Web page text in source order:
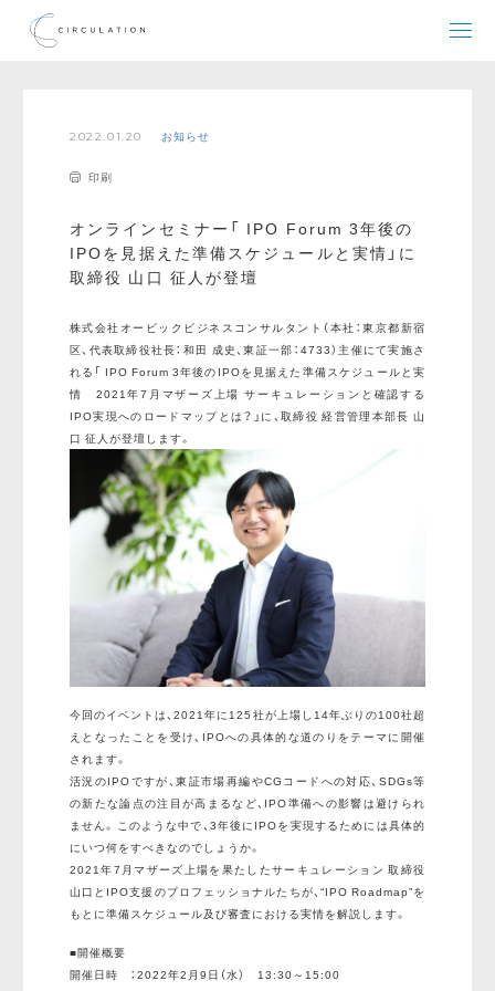
2022.01.20 お知らせ
印刷
オンラインセミナー「IPO Forum 3年後の
IPOを見据えた準備スケジュールと実情」に
取締役 山口 征人が登壇
株式会社オービックビジネスコンサルタント（本社：東京都新宿
区、代表取締役社長：和田 成史、東証一部：4733）主催にて実施さ
れる「IPO Forum 3年後のIPOを見据えた準備スケジュールと実
情 2021年7月マザーズ上場 サーキュレーションと確認する
IPO実現へのロードマップとは？」に、取締役 経営管理本部長 山
口 征人が登壇します。
今回のイベントは、2021年に125社が上場し14年ぶりの100社超
えとなったことを受け、IPOへの具体的な道のりをテーマに開催
されます。
活況のIPOですが、東証市場再編やCGコードへの対応、SDGs等
の新たな論点の注目が高まるなど、IPO準備への影響は避けられ
ません。このような中で、3年後にIPOを実現するためには具体的
にいつ何をすべきなのでしょうか。
2021年7月マザーズ上場を果たしたサーキュレーション 取締役
山口とIPO支援のプロフェッショナルたちが、“IPO Roadmap”を
もとに準備スケジュール及び審査における実情を解説します。
■開催概要
開催日時 ：2022年2月9日（水） 13:30～15:00